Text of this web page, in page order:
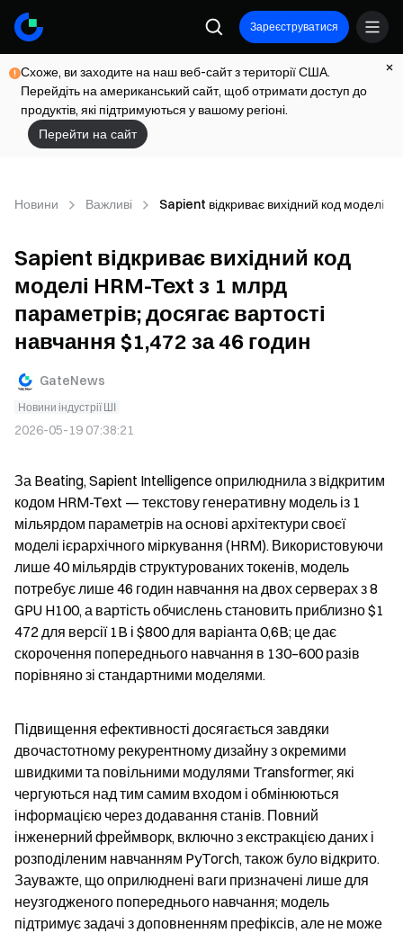
Зареєструватися
Схоже, ви заходите на наш веб-сайт з території США.
Перейдіть на американський сайт, щоб отримати доступ до
продуктів, які підтримуються у вашому регіоні.
Перейти на сайт
Новини Важливі Sapient відкриває вихідний код моделі
Sapient відкриває вихідний код
моделі HRM-Text з 1 млрд
параметрів; досягає вартості
навчання $1,472 за 46 годин
GateNews
Новини індустрії ШІ
2026-05-19 07:38:21
За Beating, Sapient Intelligence оприлюднила з відкритим
кодом HRM-Text — текстову генеративну модель із 1
мільярдом параметрів на основі архітектури своєї
моделі ієрархічного міркування (HRM). Використовуючи
лише 40 мільярдів структурованих токенів, модель
потребує лише 46 годин навчання на двох серверах з 8
GPU H100, а вартість обчислень становить приблизно $1
472 для версії 1B і $800 для варіанта 0,6B; це дає
скорочення попереднього навчання в 130–600 разів
порівняно зі стандартними моделями.
Підвищення ефективності досягається завдяки
двочастотному рекурентному дизайну з окремими
швидкими та повільними модулями Transformer, які
чергуються над тим самим входом і обмінюються
інформацією через додавання станів. Повний
інженерний фреймворк, включно з екстракцією даних і
розподіленим навчанням PyTorch, також було відкрито.
Зауважте, що оприлюднені ваги призначені лише для
неузгодженого попереднього навчання; модель
підтримує задачі з доповненням префіксів, але не може